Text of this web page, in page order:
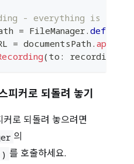
- everything is
= FileManager. default
= documentsPath .
( to : recordingURL
피커로 되돌려 놓기
로 되돌려 놓으려면
의
를 호출하세요.